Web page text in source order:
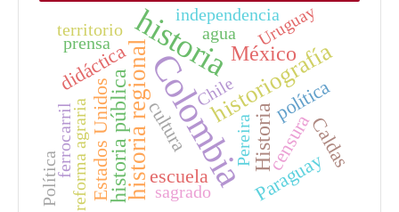
Colombia
historiahistoriografía
historia regional Historia
México
historia pública Paraguay
censura
política
Estados Unidos cultura
escuela
didáctica
Caldas
sagrado
reforma agraria
ferrocarril
Chile
Uruguay
prensa
agua
Pereira
Política
independencia
territorio